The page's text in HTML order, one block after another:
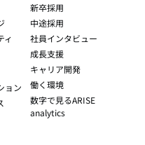
ィ
ョン
新卒採用
中途採用
社員インタビュー
成長支援
キャリア開発
働く環境
数字で見るARISE
analytics